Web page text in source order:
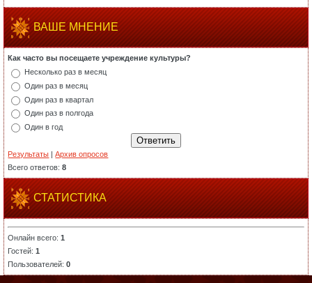
ВАШЕ МНЕНИЕ
Как часто вы посещаете учреждение культуры?
Несколько раз в месяц
Один раз в месяц
Один раз в квартал
Один раз в полгода
Один в год
Результаты |Архив опросов
Всего ответов:8
СТАТИСТИКА
Онлайн всего:1
Гостей:1
Пользователей:0